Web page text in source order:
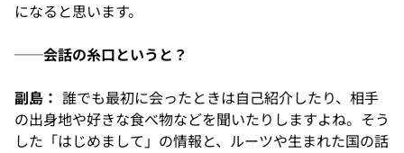
になると思います。
──会話の糸口というと？
副島： 誰でも最初に会ったときは自己紹介したり、相手
の出身地や好きな食べ物などを聞いたりしますよね。そう
した「はじめまして」の情報と、ルーツや生まれた国の話